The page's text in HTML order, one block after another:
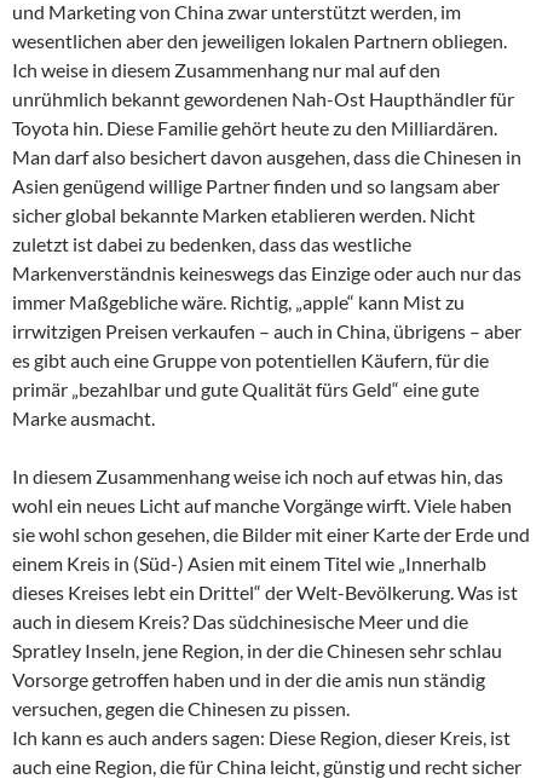
und Marketing von China zwar unterstützt werden, im
wesentlichen aber den jeweiligen lokalen Partnern obliegen.
Ich weise in diesem Zusammenhang nur mal auf den
unrühmlich bekannt gewordenen Nah-Ost Haupthändler für
Toyota hin. Diese Familie gehört heute zu den Milliardären.
Man darf also besichert davon ausgehen, dass die Chinesen in
Asien genügend willige Partner finden und so langsam aber
sicher global bekannte Marken etablieren werden. Nicht
zuletzt ist dabei zu bedenken, dass das westliche
Markenverständnis keineswegs das Einzige oder auch nur das
immer Maßgebliche wäre. Richtig, „apple“ kann Mist zu
irrwitzigen Preisen verkaufen – auch in China, übrigens – aber
es gibt auch eine Gruppe von potentiellen Käufern, für die
primär „bezahlbar und gute Qualität fürs Geld“ eine gute
Marke ausmacht.
In diesem Zusammenhang weise ich noch auf etwas hin, das
wohl ein neues Licht auf manche Vorgänge wirft. Viele haben
sie wohl schon gesehen, die Bilder mit einer Karte der Erde und
einem Kreis in (Süd-) Asien mit einem Titel wie „Innerhalb
dieses Kreises lebt ein Drittel“ der Welt-Bevölkerung. Was ist
auch in diesem Kreis? Das südchinesische Meer und die
Spratley Inseln, jene Region, in der die Chinesen sehr schlau
Vorsorge getroffen haben und in der die amis nun ständig
versuchen, gegen die Chinesen zu pissen.
Ich kann es auch anders sagen: Diese Region, dieser Kreis, ist
auch eine Region, die für China leicht, günstig und recht sicher